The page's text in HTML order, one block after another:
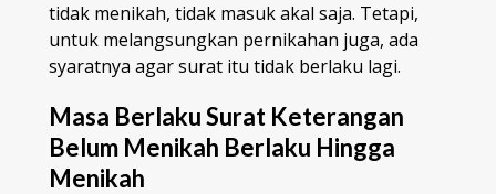
tidak menikah, tidak masuk akal saja. Tetapi,
untuk melangsungkan pernikahan juga, ada
syaratnya agar surat itu tidak berlaku lagi.
Masa Berlaku Surat Keterangan
Belum Menikah Berlaku Hingga
Menikah